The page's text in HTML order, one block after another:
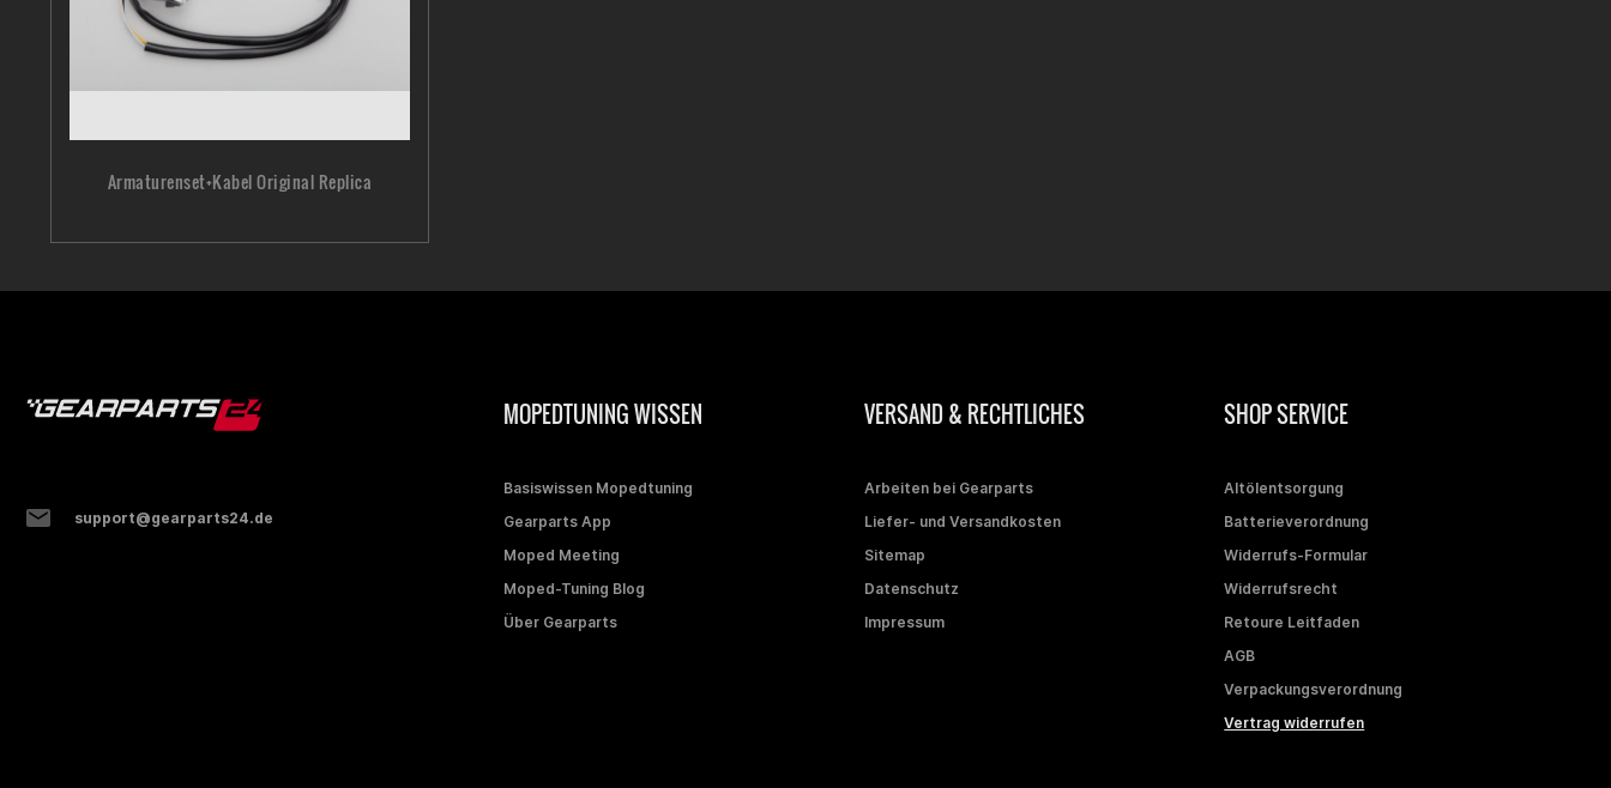
Armaturenset+Kabel Original Replica
support@gearparts24.de
MOPEDTUNING WISSEN
Basiswissen Mopedtuning
Gearparts App
Moped Meeting
Moped-Tuning Blog
Über Gearparts
VERSAND & RECHTLICHES
Arbeiten bei Gearparts
Liefer- und Versandkosten
Sitemap
Datenschutz
Impressum
SHOP SERVICE
Altölentsorgung
Batterieverordnung
Widerrufs-Formular
Widerrufsrecht
Retoure Leitfaden
AGB
Verpackungsverordnung
Vertrag widerrufen